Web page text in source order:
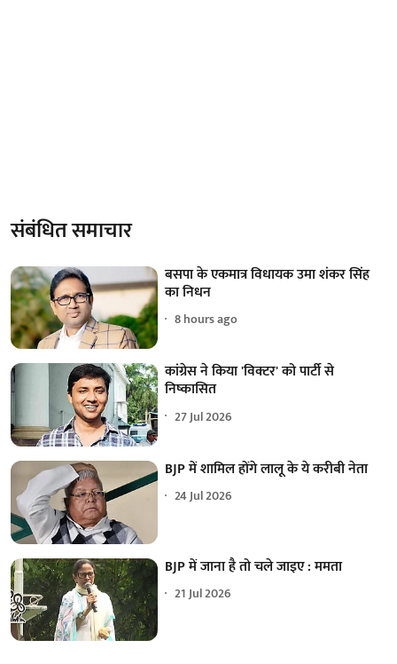
संबंधित समाचार
बसपा के एकमात्र विधायक उमा शंकर सिंह
का निधन
8 hours ago
कांग्रेस ने किया 'विक्टर' को पार्टी से
निष्कासित
27 Jul 2026
BJP में शामिल होंगे लालू के ये करीबी नेता
24 Jul 2026
BJP में जाना है तो चले जाइए : ममता
21 Jul 2026